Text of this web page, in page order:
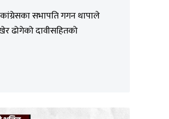
सभापति गगन थापाले
ढोगेको दावीसहितको